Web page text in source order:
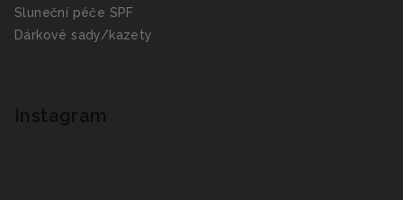
Sluneční péče SPF
Dárkové sady/kazety
Instagram